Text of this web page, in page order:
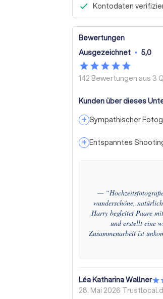
Kontodaten
Bewertungen
Ausgezeichnet • 5,0
142 Bewertungen aus 3
Kunden über dieses
+ Sympathischer
+ Entspanntes
— “
wunderschöne,
Harry begleitet Paare
und erstellt eine
Zusammenarbeit ist
Léa Katharina Wallner
28. Mai 2026